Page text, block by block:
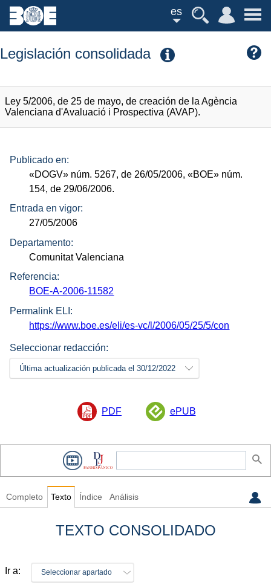
es
Legislación consolidada
Ley 5/2006, de 25 de mayo, de creación de la Agència
Valenciana d'Avaluació i Prospectiva (AVAP).
Publicado en:
«DOGV» núm. 5267, de 26/05/2006,«BOE» núm.
154, de 29/06/2006.
Entrada en vigor:
27/05/2006
Departamento:
Comunitat Valenciana
Referencia:
BOE-A-2006-11582
Permalink ELI:
https://www.boe.es/eli/es-vc/l/2006/05/25/5/con
Seleccionar redacción:
Última actualización publicada el 30/12/2022
PDF ePUB
Completo Texto Índice Análisis
TEXTO CONSOLIDADO
Ir a: Seleccionar apartado